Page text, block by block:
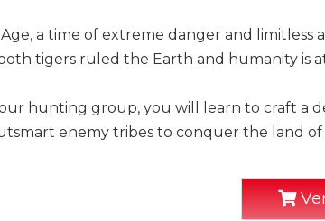
a time of extreme danger and limitless
tigers ruled the Earth and humanity is
hunting group, you will learn to craft a
enemy tribes to conquer the land